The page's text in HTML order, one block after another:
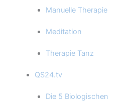
Manuelle Therapie
Meditation
Therapie Tanz
QS24.tv
Die 5 Biologischen